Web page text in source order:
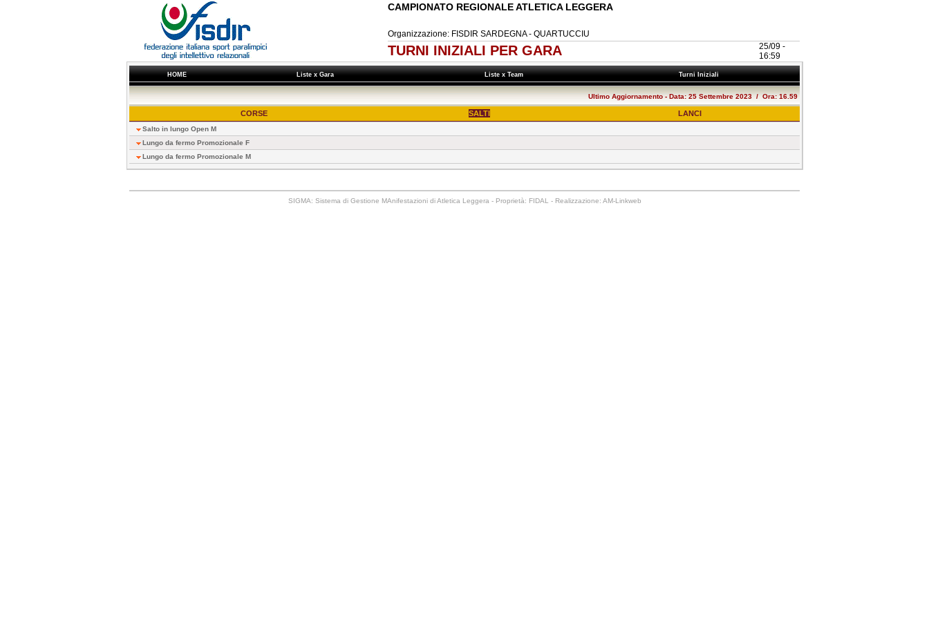
CAMPIONATO REGIONALE ATLETICA LEGGERA
Organizzazione: FISDIR SARDEGNA - QUARTUCCIU
TURNI INIZIALI PER GARA
25/09 -
16:59
HOME Liste x Gara Liste x Team Turni Iniziali
Ultimo Aggiornamento - Data: 25 Settembre 2023 / Ora: 16.59
CORSE SALTI LANCI
Salto in lungo Open M
Lungo da fermo Promozionale F
Lungo da fermo Promozionale M
SIGMA: Sistema di Gestione MAnifestazioni di Atletica Leggera - Proprietà: FIDAL - Realizzazione: AM-Linkweb